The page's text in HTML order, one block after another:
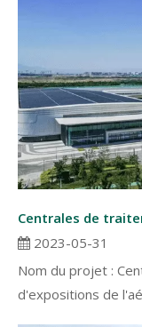
2023-05-31
Nom du projet :
d'expositions de